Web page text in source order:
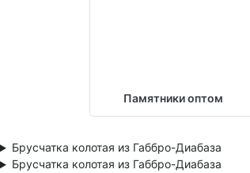
Памятники оптом
Брусчатка колотая из Габбро-Диабаза
Брусчатка колотая из Габбро-Диабаза